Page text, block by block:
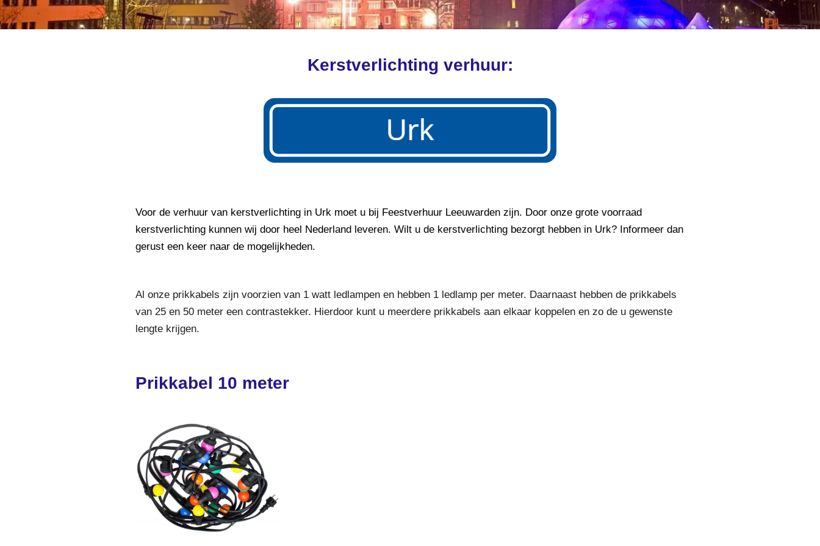
Kerstverlichting verhuur:
Voor de verhuur van kerstverlichting in Urk moet u bij Feestverhuur Leeuwarden zijn. Door onze grote voorraad
kerstverlichting kunnen wij door heel Nederland leveren. Wilt u de kerstverlichting bezorgt hebben in Urk? Informeer dan
gerust een keer naar de mogelijkheden.
Al onze prikkabels zijn voorzien van 1 watt ledlampen en hebben 1 ledlamp per meter. Daarnaast hebben de prikkabels
van 25 en 50 meter een contrastekker. Hierdoor kunt u meerdere prikkabels aan elkaar koppelen en zo de u gewenste
lengte krijgen.
Prikkabel 10 meter